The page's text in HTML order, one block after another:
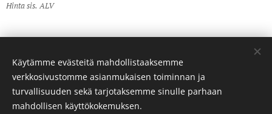
Hinta sis. ALV
© 2023 Kaikki oikeudet pidätetään
LuotuWebnodella Evästeet
Käytämme evästeitä mahdollistaaksemme
verkkosivustomme asianmukaisen toiminnan ja
turvallisuuden sekä tarjotaksemme sinulle parhaan
mahdollisen käyttökokemuksen.